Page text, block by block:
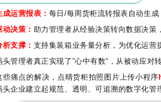
成运营报表： 每日/每周货柜流转报表自动生
决策： 助力管理者从经验决策转向数据决
支撑： 支持集装箱业务量分析，为优化运营
头管理者真正实现了"心中有数"，从被动应对
些痛点的解决，点晴货柜拍照图片上传小程序
头企业建立起规范、透明、可追溯的数字化管